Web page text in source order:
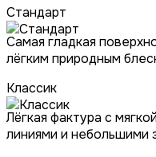
Стандарт
Самая гладкая
лёгким природным
Классик
Лёгкая фактура с
линиями и небольшими